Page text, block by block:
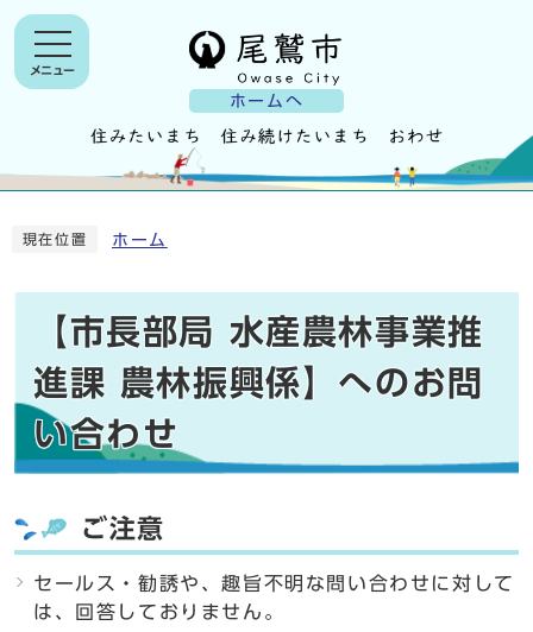
ホームへ
メニュー
現在位置 ホーム
【市長部局 水産農林事業推
進課 農林振興係】へのお問
い合わせ
ご注意
セールス・勧誘や、趣旨不明な問い合わせに対して
は、回答しておりません。